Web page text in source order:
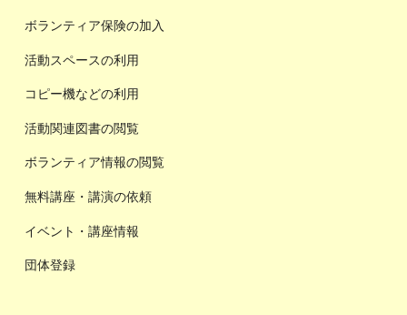
ボランティア保険の加入
活動スペースの利用
コピー機などの利用
活動関連図書の閲覧
ボランティア情報の閲覧
無料講座・講演の依頼
イベント・講座情報
団体登録